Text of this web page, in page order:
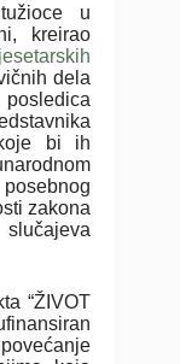
u
kreirao
jesetarskih
dela
bi ih
zakona
“ŽIVOT